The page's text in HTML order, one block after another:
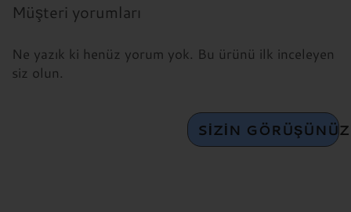
Müşteri yorumları
Ne yazık ki henüz yorum yok. Bu ürünü ilk inceleyen
siz olun.
SIZIN GÖRÜŞÜNÜZ